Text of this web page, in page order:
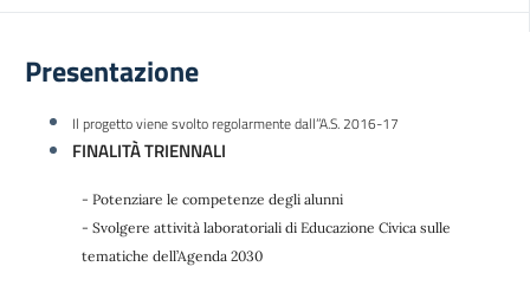
Presentazione
Il progetto viene svolto regolarmente dall’’A.S. 2016-17
FINALITÀ TRIENNALI
- Potenziare le competenze degli alunni
- Svolgere attività laboratoriali di Educazione Civica sulle
tematiche dell’Agenda 2030